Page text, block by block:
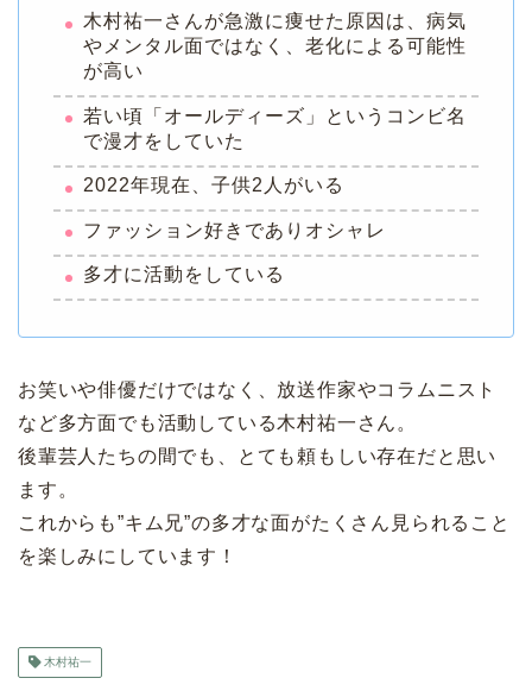
木村祐一さんが急激に痩せた原因は、病気
やメンタル面ではなく、老化による可能性
が高い
若い頃「オールディーズ」というコンビ名
で漫才をしていた
2022年現在、子供2人がいる
ファッション好きでありオシャレ
多才に活動をしている
お笑いや俳優だけではなく、放送作家やコラムニスト
など多方面でも活動している木村祐一さん。
後輩芸人たちの間でも、とても頼もしい存在だと思い
ます。
これからも”キム兄”の多才な面がたくさん見られること
を楽しみにしています！
木村祐一